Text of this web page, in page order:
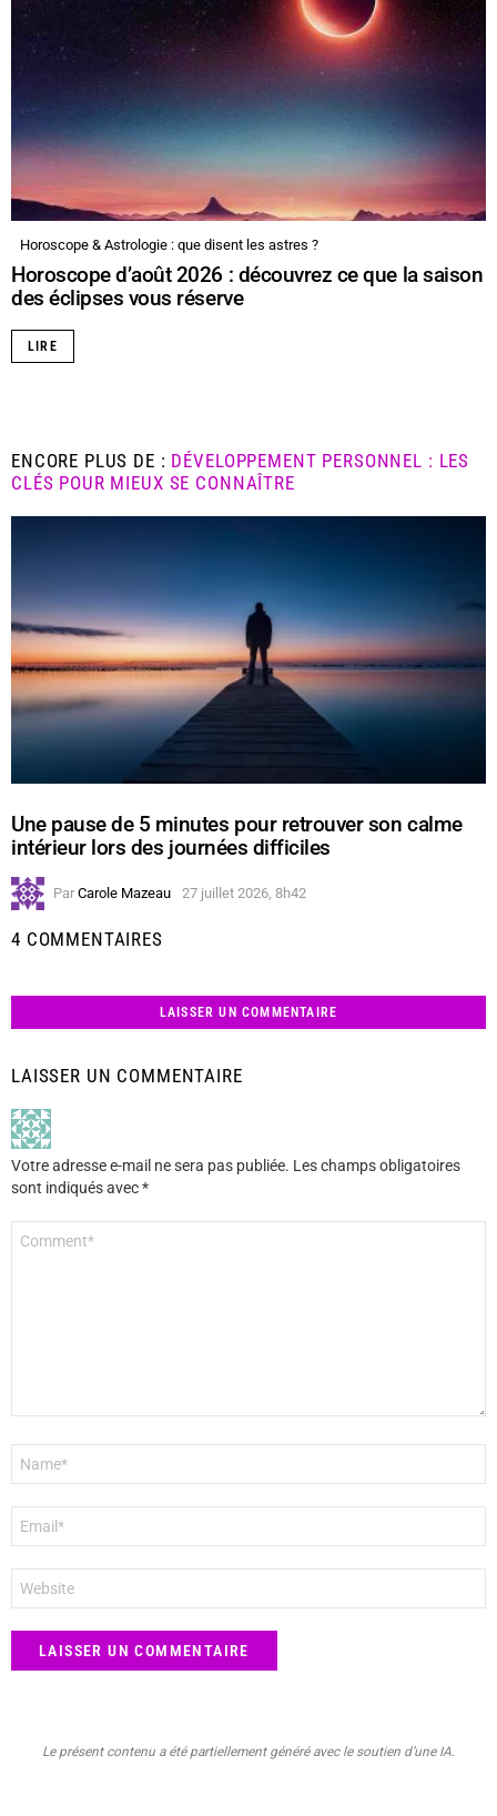
Horoscope & Astrologie : que disent les astres ?
Horoscope d’août 2026 : découvrez ce que la saison
des éclipses vous réserve
LIRE
ENCORE PLUS DE : DÉVELOPPEMENT PERSONNEL : LES
CLÉS POUR MIEUX SE CONNAÎTRE
Une pause de 5 minutes pour retrouver son calme
intérieur lors des journées difficiles
Par Carole Mazeau 27 juillet 2026, 8h42
4 COMMENTAIRES
LAISSER UN COMMENTAIRE
LAISSER UN COMMENTAIRE
Votre adresse e-mail ne sera pas publiée. Les champs obligatoires
sont indiqués avec*
mail
*
web
Le présent contenu a été partiellement généré avec le soutien d’une IA.